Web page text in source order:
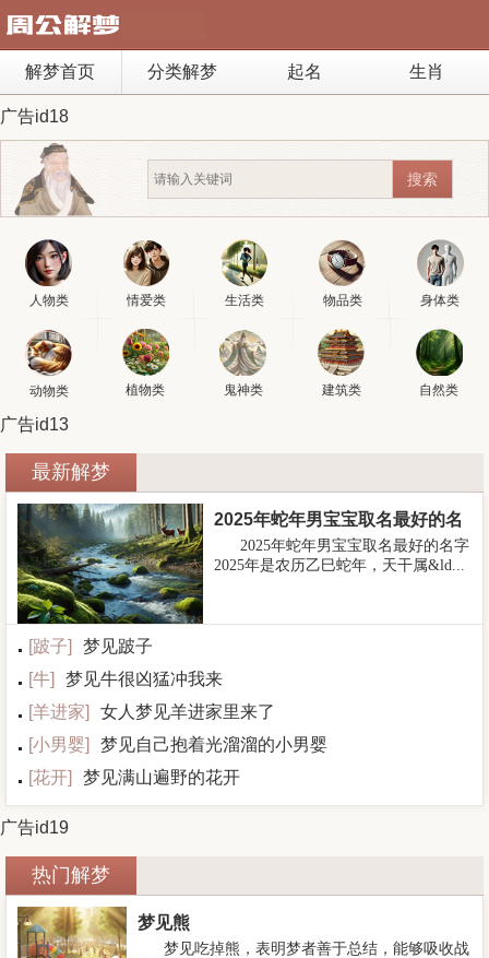
解梦首页 分类解梦 起名 生肖
广告id18
人物类 情爱类 生活类 物品类 身体类
动物类 植物类 鬼神类 建筑类 自然类
广告id13
最新解梦
2025年蛇年男宝宝取名最好的名
2025年蛇年男宝宝取名最好的名字
2025年是农历乙巳蛇年，天干属&ld...
[跛子]
梦见跛子
[牛]
梦见牛很凶猛冲我来
[羊进家]
女人梦见羊进家里来了
[小男婴]
梦见自己抱着光溜溜的小男婴
[花开] 梦见满山遍野的花开
广告id19
热门解梦
梦见熊
梦见吃掉熊，表明梦者善于总结，能够吸收战